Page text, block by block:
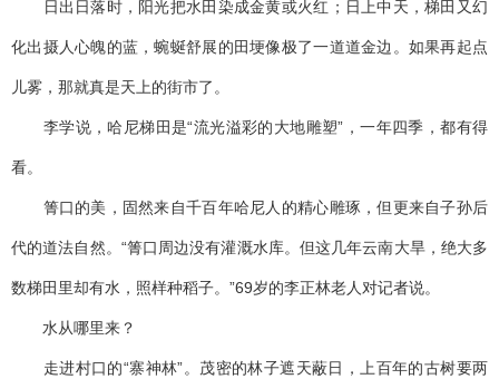
日出日落时，阳光把水田染成金黄或火红；日上中天，梯田又幻
化出摄人心魄的蓝，蜿蜒舒展的田埂像极了一道道金边。如果再起点
儿雾，那就真是天上的街市了。
李学说，哈尼梯田是“流光溢彩的大地雕塑”，一年四季，都有得
看。
箐口的美，固然来自千百年哈尼人的精心雕琢，但更来自子孙后
代的道法自然。“箐口周边没有灌溉水库。但这几年云南大旱，绝大多
数梯田里却有水，照样种稻子。”69岁的李正林老人对记者说。
水从哪里来？
走进村口的“寨神林”。茂密的林子遮天蔽日，上百年的古树要两